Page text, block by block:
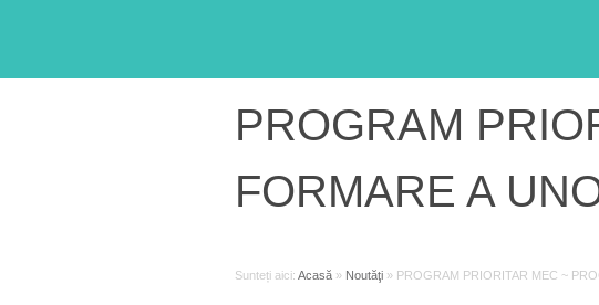
PROGRAM
FORMARE A
Sunteți aici: Acasă » Noutăţi » PROGRAM PRIORITAR MEC ~